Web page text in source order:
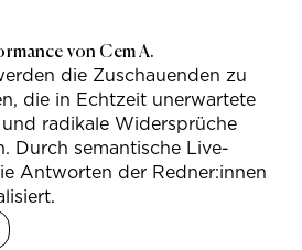
von Cem A.
die Zuschauenden zu
die in Echtzeit unerwartete
radikale Widersprüche
Durch semantische Live-
Antworten der Redner:innen